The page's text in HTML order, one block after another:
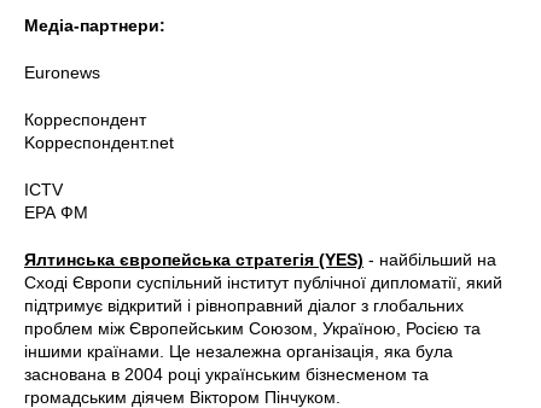
Медіа-партнери:
Euronews
Корреспондент
Kорреспондент.net
ICTV
ЕРА ФМ
Ялтинська європейська стратегія (YES) - найбільший на
Сході Європи суспільний інститут публічної дипломатії, який
підтримує відкритий і рівноправний діалог з глобальних
проблем між Європейським Союзом, Україною, Росією та
іншими країнами. Це незалежна організація, яка була
заснована в 2004 році українським бізнесменом та
громадським діячем Віктором Пінчуком.